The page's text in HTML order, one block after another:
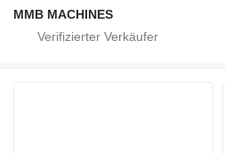
MMB MACHINES